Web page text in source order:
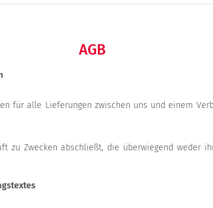
AGB
für alle Lieferungen zwischen uns und einem
zu Zwecken abschließt, die überwiegend weder